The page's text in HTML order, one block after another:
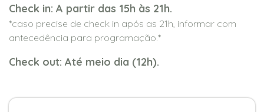
Check in: A partir das 15h às 21h.
*caso precise de check in após as 21h, informar com
antecedência para programação.*
Check out: Até meio dia (12h).